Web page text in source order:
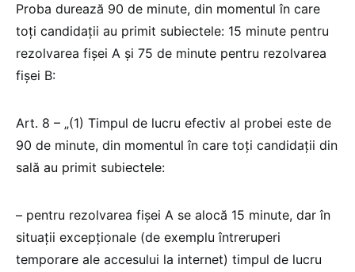
Proba durează 90 de minute, din momentul în care
toți candidații au primit subiectele: 15 minute pentru
rezolvarea fișei A și 75 de minute pentru rezolvarea
fișei B:
Art. 8 – „(1) Timpul de lucru efectiv al probei este de
90 de minute, din momentul în care toţi candidații din
sală au primit subiectele:
– pentru rezolvarea fişei A se alocă 15 minute, dar în
situații excepționale (de exemplu întreruperi
temporare ale accesului la internet) timpul de lucru